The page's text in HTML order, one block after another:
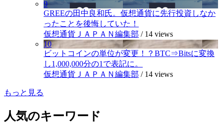
9
GREEの田中良和氏。仮想通貨に先行投資しなか
ったことを後悔していた！
仮想通貨ＪＡＰＡＮ編集部 / 14 views
10
ビットコインの単位が変更！？BTC⇒Bitsに変換
し1,000,000分の1で表記に。
仮想通貨ＪＡＰＡＮ編集部 / 14 views
もっと見る
人気のキーワード